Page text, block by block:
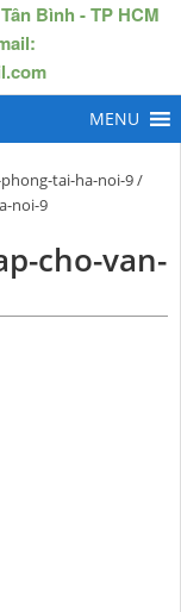
Bình - TP HCM
tai-ha-noi-9/
noi-9
cho-van-